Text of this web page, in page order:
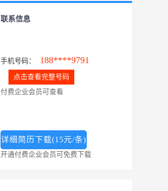
联系信息
手机号码： 188****9791
点击查看完整号码
付费企业会员可查看
详细简历下载(15元/条)
开通付费企业会员可免费下载